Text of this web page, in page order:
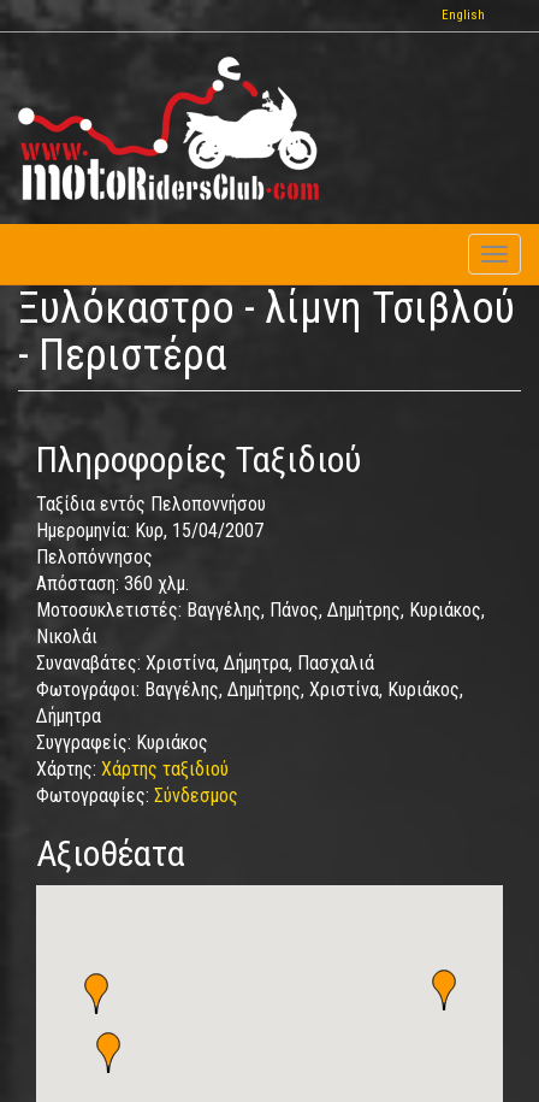
Παράκαμψη
προς
περιεχόμενο
English
Ξυλόκαστρο - λίμνη Τσιβλού
- Περιστέρα
Πληροφορίες Ταξιδιού
Ταξίδια εντός Πελοποννήσου
Ημερομηνία: Κυρ, 15/04/2007
Πελοπόννησος
Απόσταση: 360 χλμ.
Μοτοσυκλετιστές: Βαγγέλης, Πάνος, Δημήτρης, Κυριάκος,
Νικολάι
Συναναβάτες: Χριστίνα, Δήμητρα, Πασχαλιά
Φωτογράφοι: Βαγγέλης, Δημήτρης, Χριστίνα, Κυριάκος,
Δήμητρα
Συγγραφείς: Κυριάκος
Χάρτης: Χάρτης ταξιδιού
Φωτογραφίες: Σύνδεσμος
Αξιοθέατα